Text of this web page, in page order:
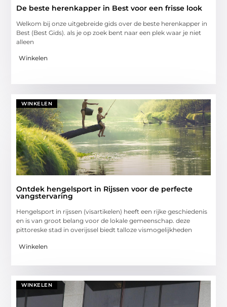
De beste herenkapper in Best voor een frisse look
Welkom bij onze uitgebreide gids over de beste herenkapper in
Best (Best Gids). als je op zoek bent naar een plek waar je niet
alleen
Winkelen
WINKELEN
Ontdek hengelsport in Rijssen voor de perfecte
vangstervaring
Hengelsport in rijssen (visartikelen) heeft een rijke geschiedenis
en is van groot belang voor de lokale gemeenschap. deze
pittoreske stad in overijssel biedt talloze vismogelijkheden
Winkelen
WINKELEN